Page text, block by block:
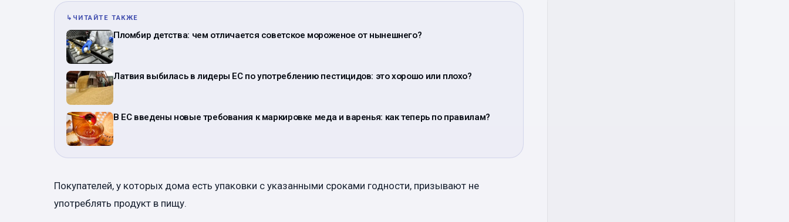
↳ ЧИТАЙТЕ ТАКЖЕ
Пломбир детства: чем отличается советское мороженое от нынешнего?
Латвия выбилась в лидеры ЕС по употреблению пестицидов: это хорошо или плохо?
В ЕС введены новые требования к маркировке меда и варенья: как теперь по правилам?
Покупателей, у которых дома есть упаковки с указанными сроками годности, призывают не
употреблять продукт в пищу.